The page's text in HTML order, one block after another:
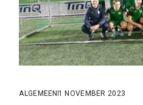
ALGEMEEN 1 NOVEMBER 2023